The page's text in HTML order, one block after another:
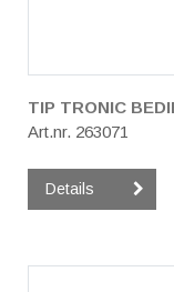
TIP TRONIC
Art.nr. 263071
Details